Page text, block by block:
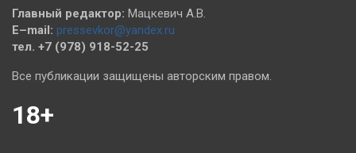
Главный редактор: Мацкевич А.В.
E–mail: pressevkor@yandex.ru
тел. +7 (978) 918-52-25
Все публикации защищены авторским правом.
18+